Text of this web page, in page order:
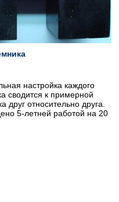
настройка каждого
сводится к примерной
друг относительно друга.
5-летней работой на 20